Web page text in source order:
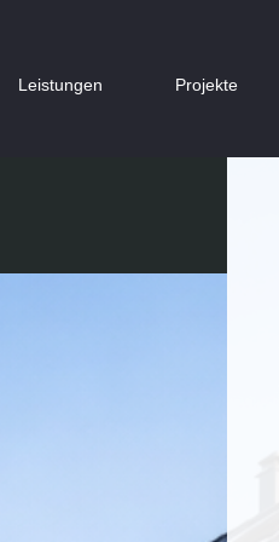
Leistungen Projekte